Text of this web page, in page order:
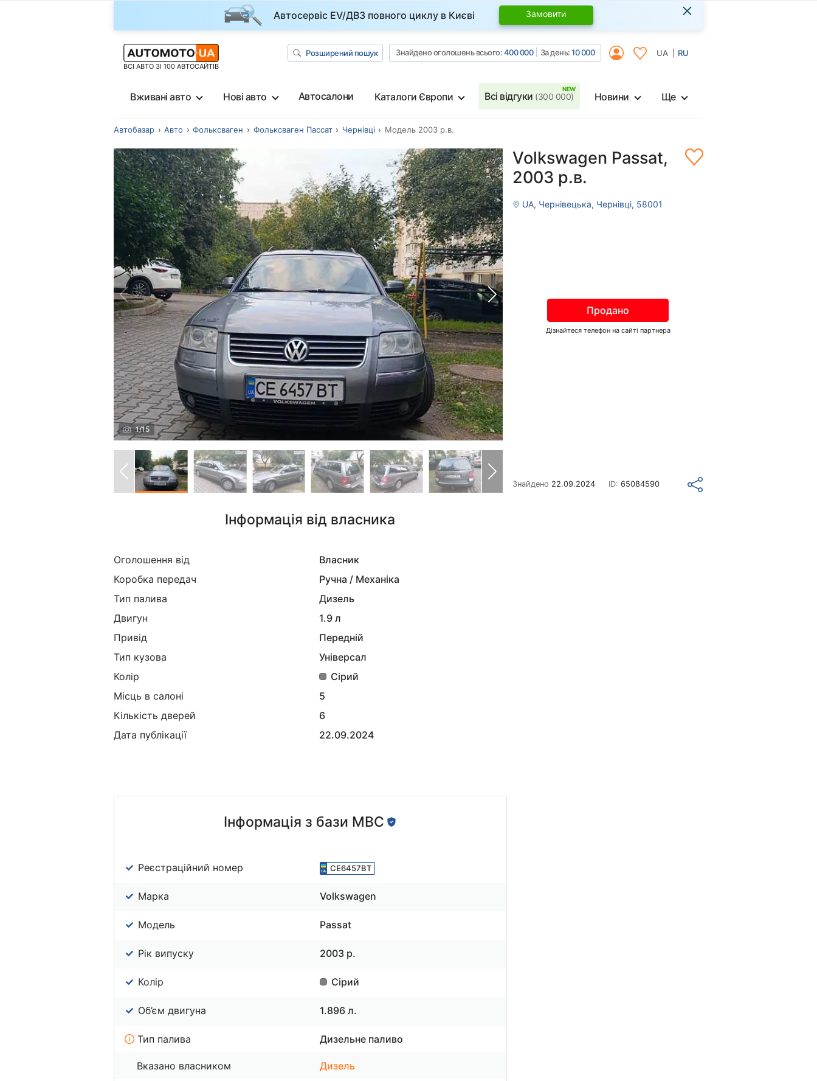
Автосервіс EV/ДВЗ повного циклу в Києві Замовити ×
ВСІ АВТО ЗІ 100 АВТОСАЙТІВ
Розширений пошук Знайдено оголошень всього:400 000 За день:10 000 UA RU
Вживані авто Нові авто Автосалони Каталоги Європи Всі відгуки (300 000) Новини Ще
Автобазар Авто Фольксваген Фольксваген Пассат Чернівці Модель 2003 р.в.
1/15
Volkswagen Passat,
2003 р.в.
UA, Чернівецька, Чернівці, 58001
Продано
Дізнайтеся телефон на сайті партнера
Знайдено 22.09.2024 ID:65084590
Інформація від власника
Оголошення від
Власник
Коробка передач
Ручна / Механіка
Тип палива
Дизель
Двигун
1.9 л
Привід
Передній
Тип кузова
Універсал
Колір
Сірий
Місць в салоні
5
Кількість дверей
6
Дата публікації
22.09.2024
Інформація з бази МВС
Реєстраційний номер CE6457BT
Марка Volkswagen
Модель Passat
Рік випуску 2003 р.
Колір Сірий
Об’єм двигуна 1.896 л.
Тип палива Дизельне паливо
Вказано власником Дизель